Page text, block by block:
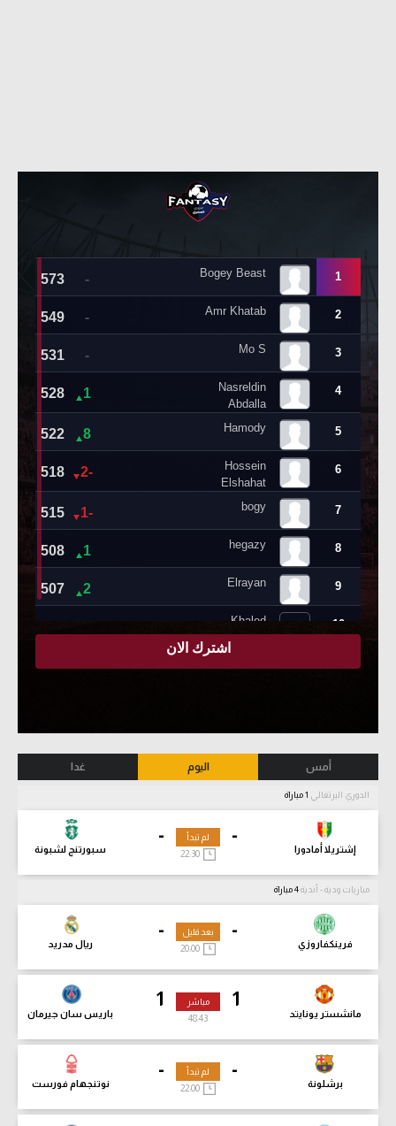
أمس اليوم غدا
الدوري البرتغالي
-
إشتريلا أمادورا
-
سبورتنج لشبونة
لم تبدأ
مباريات ودية - أندية
-
فرينكفاروزي
-
ريال مدريد
بعد قليل
1
مانشستر يونايتد
1
باريس سان جيرمان
مباشر
48:45
-
برشلونة
-
نوتنجهام فورست
لم تبدأ